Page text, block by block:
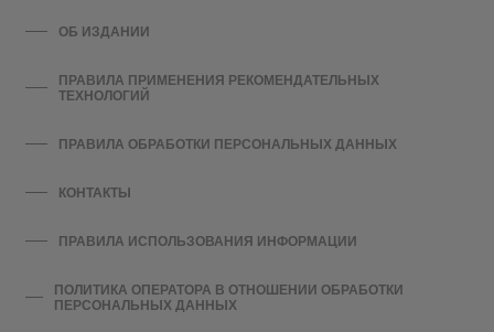
ОБ ИЗДАНИИ
ПРАВИЛА ПРИМЕНЕНИЯ РЕКОМЕНДАТЕЛЬНЫХ
ТЕХНОЛОГИЙ
ПРАВИЛА ОБРАБОТКИ ПЕРСОНАЛЬНЫХ ДАННЫХ
КОНТАКТЫ
ПРАВИЛА ИСПОЛЬЗОВАНИЯ ИНФОРМАЦИИ
ПОЛИТИКА ОПЕРАТОРА В ОТНОШЕНИИ ОБРАБОТКИ
ПЕРСОНАЛЬНЫХ ДАННЫХ